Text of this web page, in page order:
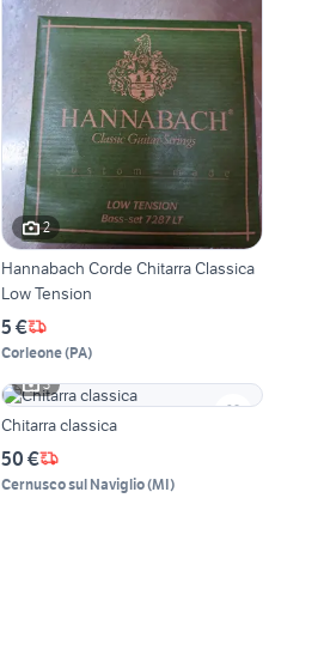
2
Hannabach Corde Chitarra Classica
Low Tension
5 €
Corleone(PA)
3
Chitarra classica
50 €
Cernusco sul Naviglio(MI)